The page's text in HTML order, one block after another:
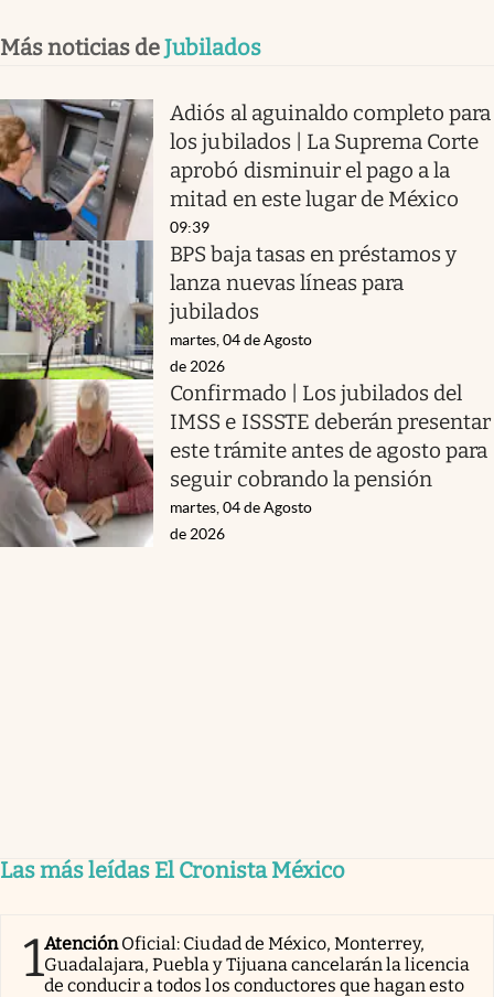
Más noticias deJubilados
Adiós al aguinaldo completo para
los jubilados | La Suprema Corte
aprobó disminuir el pago a la
mitad en este lugar de México
09:39
BPS baja tasas en préstamos y
lanza nuevas líneas para
jubilados
martes, 04 de Agosto
de 2026
Confirmado | Los jubilados del
IMSS e ISSSTE deberán presentar
este trámite antes de agosto para
seguir cobrando la pensión
martes, 04 de Agosto
de 2026
Las más leídas El Cronista México
1AtenciónOficial: Ciudad de México, Monterrey,
Guadalajara, Puebla y Tijuana cancelarán la licencia
de conducir a todos los conductores que hagan esto